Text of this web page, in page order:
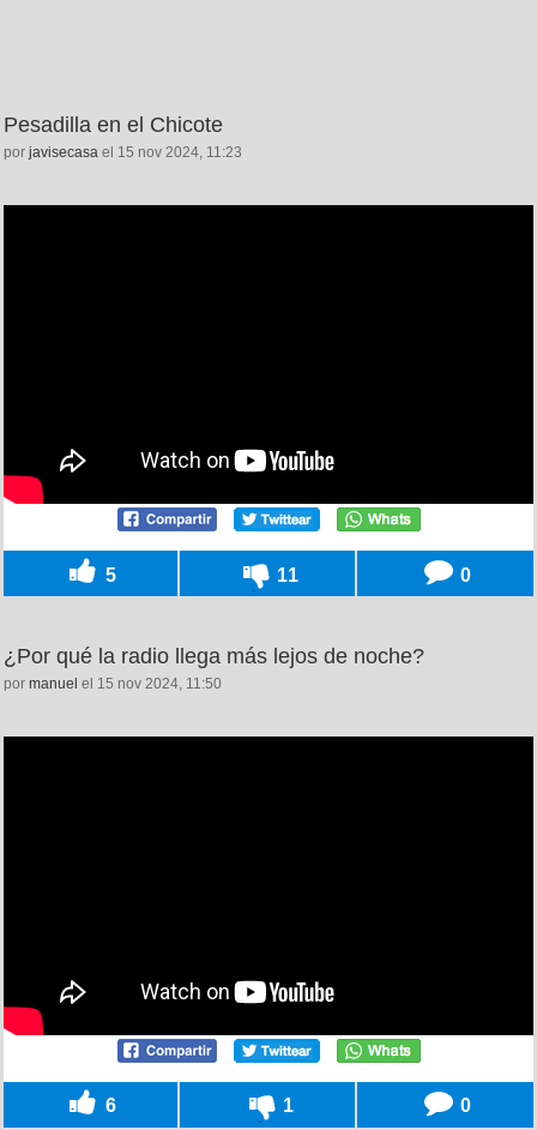
Pesadilla en el Chicote
por javisecasa el 15 nov 2024, 11:23
5 11 0
¿Por qué la radio llega más lejos de noche?
por manuel el 15 nov 2024, 11:50
6 1 0